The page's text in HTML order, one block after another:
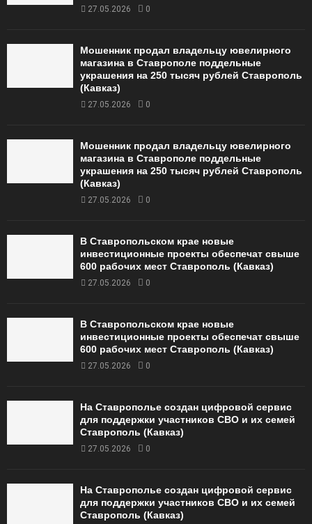
27.05.2026 0
Мошенник продал владельцу ювелирного
магазина в Ставрополе поддельные
украшения на 250 тысяч рублей Ставрополь
(Кавказ)
27.05.2026 0
Мошенник продал владельцу ювелирного
магазина в Ставрополе поддельные
украшения на 250 тысяч рублей Ставрополь
(Кавказ)
27.05.2026 0
В Ставропольском крае новые
инвестиционные проекты обеспечат свыше
600 рабочих мест Ставрополь (Кавказ)
27.05.2026 0
В Ставропольском крае новые
инвестиционные проекты обеспечат свыше
600 рабочих мест Ставрополь (Кавказ)
27.05.2026 0
На Ставрополье создан цифровой сервис
для поддержки участников СВО и их семей
Ставрополь (Кавказ)
27.05.2026 0
На Ставрополье создан цифровой сервис
для поддержки участников СВО и их семей
Ставрополь (Кавказ)